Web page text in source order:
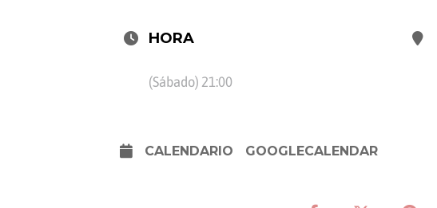
HORA
(Sábado) 21:00
CALENDARIO GOOGLECALENDAR